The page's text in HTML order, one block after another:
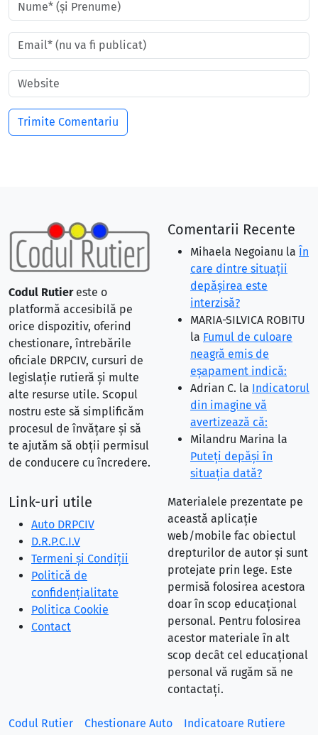
Codul Rutiereste o
platformă accesibilă pe
orice dispozitiv, oferind
chestionare, întrebările
oficiale DRPCIV, cursuri de
legislație rutieră și multe
alte resurse utile. Scopul
nostru este să simplificăm
procesul de învățare și să
te ajutăm să obții permisul
de conducere cu încredere.
Comentarii Recente
Mihaela Negoianu la În
care dintre situaţii
depăşirea este
interzisă?
MARIA-SILVICA ROBITU
la Fumul de culoare
neagră emis de
eşapament indică:
Adrian C. la Indicatorul
din imagine vă
avertizează că:
Milandru Marina la
Puteţi depăşi în
situaţia dată?
Link-uri utile
Auto DRPCIV
D.R.P.C.I.V
Termeni și Condiții
Politică de
confidențialitate
Politica Cookie
Contact
Materialele prezentate pe
această aplicație
web/mobile fac obiectul
drepturilor de autor și sunt
protejate prin lege. Este
permisă folosirea acestora
doar în scop educațional
personal. Pentru folosirea
acestor materiale în alt
scop decât cel educațional
personal vă rugăm să ne
contactați.
Codul Rutier Chestionare Auto Indicatoare Rutiere